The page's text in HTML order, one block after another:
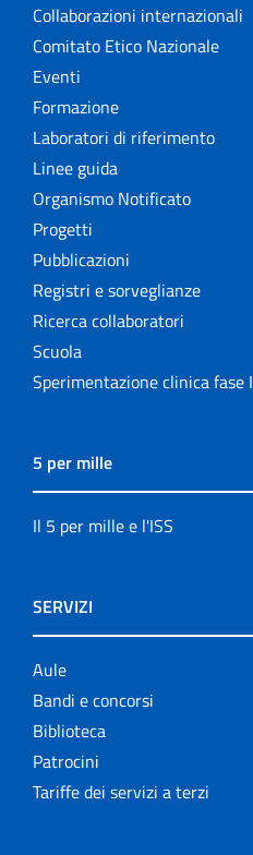
Collaborazioni internazionali
Comitato Etico Nazionale
Eventi
Formazione
Laboratori di riferimento
Linee guida
Organismo Notificato
Progetti
Pubblicazioni
Registri e sorveglianze
Ricerca collaboratori
Scuola
Sperimentazione clinica fase I
5 per mille
Il 5 per mille e l'ISS
SERVIZI
Aule
Bandi e concorsi
Biblioteca
Patrocini
Tariffe dei servizi a terzi